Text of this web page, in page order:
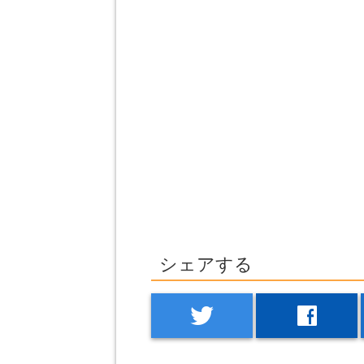
シェアする
twitter facebook